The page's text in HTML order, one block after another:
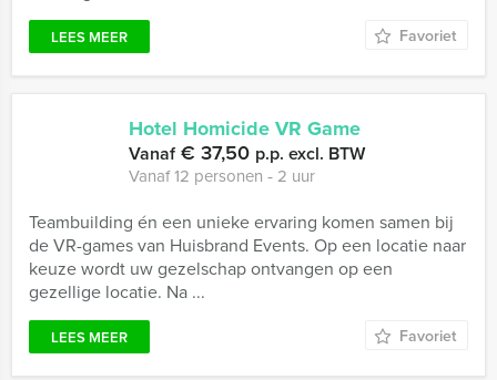
LEES MEER Favoriet
Hotel Homicide VR Game
Vanaf€ 37,50 p.p. excl. BTW
Vanaf 12 personen ‐ 2 uur
Teambuilding én een unieke ervaring komen samen bij
de VR-games van Huisbrand Events. Op een locatie naar
keuze wordt uw gezelschap ontvangen op een
gezellige locatie. Na ...
LEES MEER Favoriet